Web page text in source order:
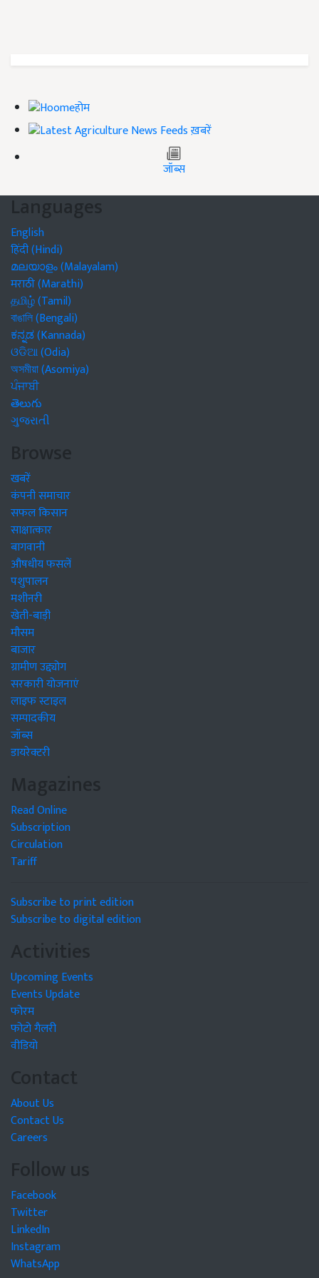
होम
ख़बरें
जॉब्स
Languages
English
हिंदी (Hindi)
മലയാളം (Malayalam)
मराठी (Marathi)
தமிழ் (Tamil)
বাঙালি (Bengali)
ಕನ್ನಡ (Kannada)
ଓଡିଆ (Odia)
অসমীয়া (Asomiya)
ਪੰਜਾਬੀ
తెలుగు
ગુજરાતી
Browse
खबरें
कंपनी समाचार
सफल किसान
साक्षात्कार
बागवानी
औषधीय फसलें
पशुपालन
मशीनरी
खेती-बाड़ी
मौसम
बाजार
ग्रामीण उद्द्योग
सरकारी योजनाएं
लाइफ स्टाइल
सम्पादकीय
जॉब्स
डायरेक्टरी
Magazines
Read Online
Subscription
Circulation
Tariff
Subscribe to print edition
Subscribe to digital edition
Activities
Upcoming Events
Events Update
फोरम
फोटो गैलरी
वीडियो
Contact
About Us
Contact Us
Careers
Follow us
Facebook
Twitter
LinkedIn
Instagram
WhatsApp